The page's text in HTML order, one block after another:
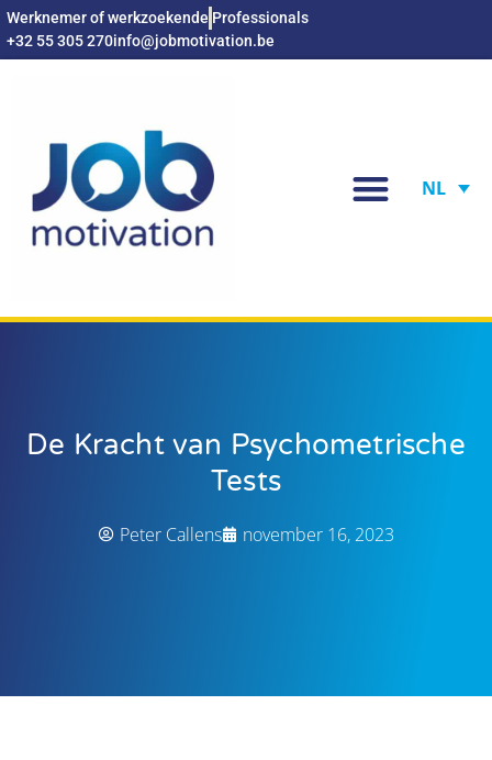
Werknemer of werkzoekende Professionals
+32 55 305 270info@jobmotivation.be
NL
De Kracht van Psychometrische
Tests
Peter Callens november 16, 2023